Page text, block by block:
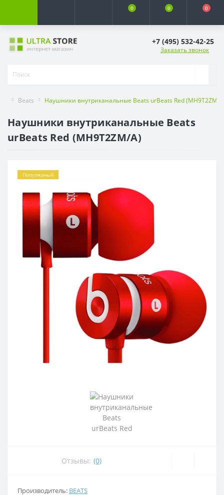
0 0 0
+7 (495) 532-42-25
Заказать звонок
Beats Наушники внутриканальные Beats urBeats Red (MH9T2ZM/
Наушники внутриканальные Beats
urBeats Red (MH9T2ZM/A)
Популярный
Отзывы: (0)
Производитель: BEATS